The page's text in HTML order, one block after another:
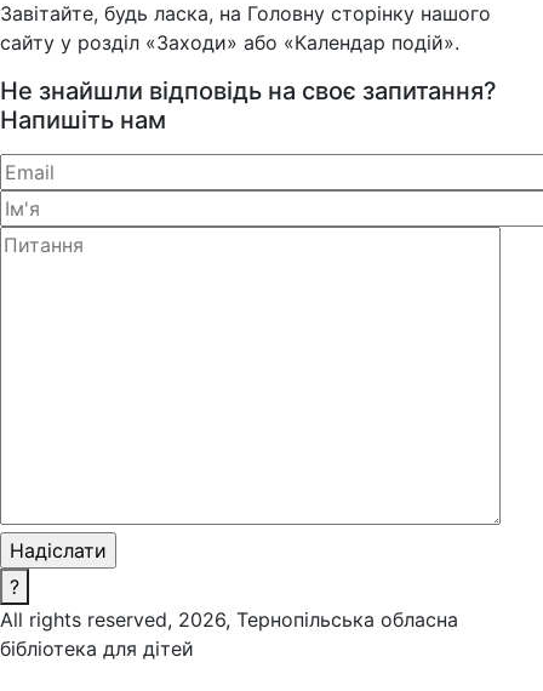
Завітайте, будь ласка, на Головну сторінку нашого
сайту у розділ «Заходи» або «Календар подій».
Не знайшли відповідь на своє запитання?
Напишіть нам
?
All rights reserved, 2026, Тернопільська обласна
бібліотека для дітей